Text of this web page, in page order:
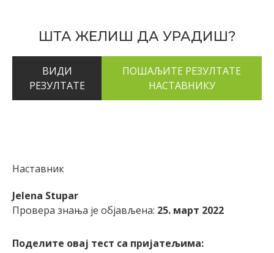
ШТА ЖЕЛИШ ДА УРАДИШ?
ВИДИ
РЕЗУЛТАТЕ
Наставник
Jelena Stupar
Провера знања је објављена: 25. март 2022
Поделите овај тест са пријатељима: